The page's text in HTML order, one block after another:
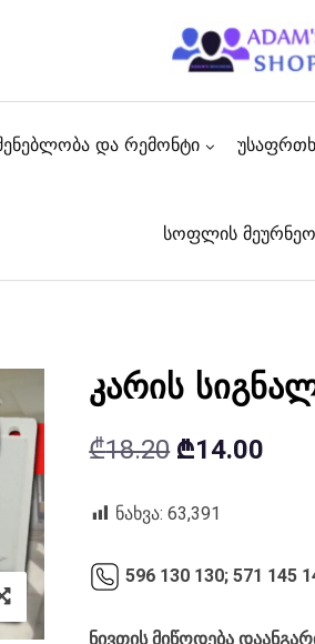
და რემონტი
სოფლის
კარის
₾18.20 Original
was:
₾14.00
ნახვა: 63,391
596 130 130; 571 145
ნივთის მიწოდება